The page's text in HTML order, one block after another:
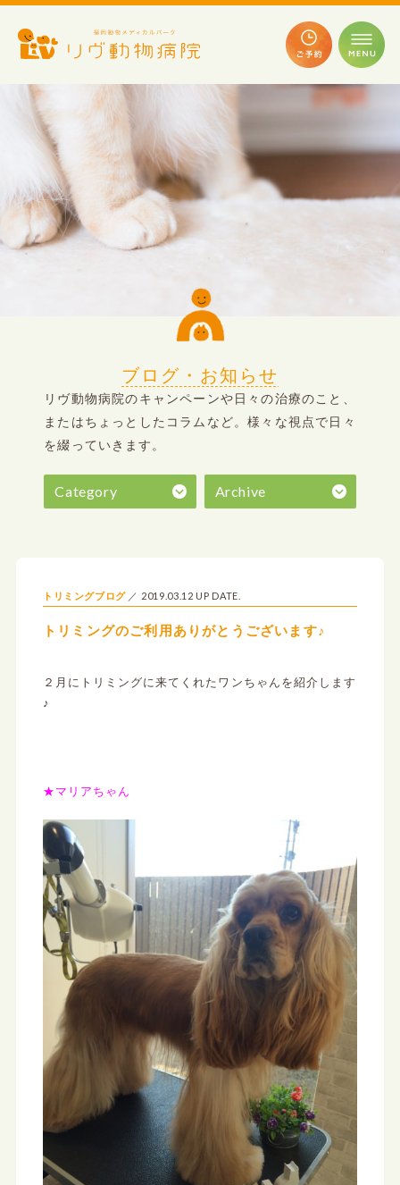
ブログ・お知らせ
リヴ動物病院のキャンペーンや日々の治療のこと、
またはちょっとしたコラムなど。様々な視点で日々
を綴っていきます。
Category Archive
トリミングのご利用ありがとうございます♪
トリミングブログ 2019.03.12 UP DATE.
２月にトリミングに来てくれたワンちゃんを紹介します
♪
★マリアちゃん